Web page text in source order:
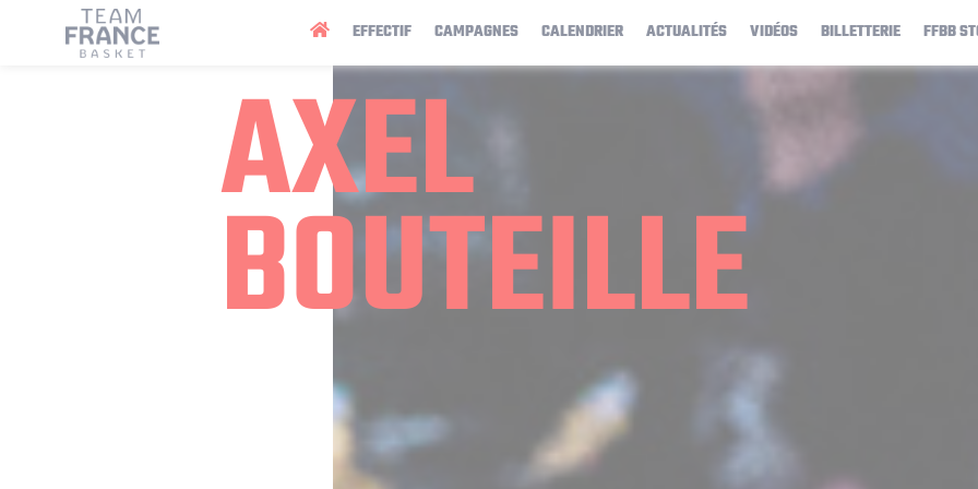
EFFECTIF CAMPAGNES CALENDRIER ACTUALITÉS VIDÉOS BILLETTERIE FFBB
AXEL
BOUTEILLE
Panneau de gestion des cookies